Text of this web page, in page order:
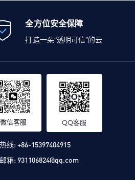
全方位安全保障
打造一朵“透明可信”的云
微信客服 QQ客服
线:+86-15397404915
箱:931106824@qq.com